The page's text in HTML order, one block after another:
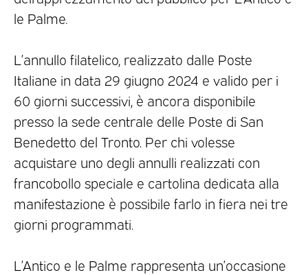
le Palme.
L’annullo filatelico, realizzato dalle Poste
Italiane in data 29 giugno 2024 e valido per i
60 giorni successivi, è ancora disponibile
presso la sede centrale delle Poste di San
Benedetto del Tronto. Per chi volesse
acquistare uno degli annulli realizzati con
francobollo speciale e cartolina dedicata alla
manifestazione è possibile farlo in fiera nei tre
giorni programmati.
L’Antico e le Palme rappresenta un’occasione